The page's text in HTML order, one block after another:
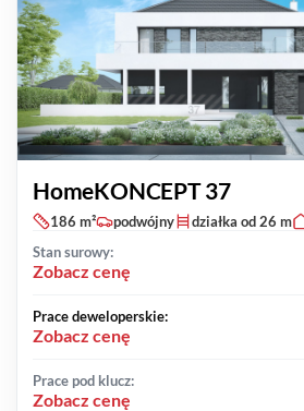
HomeKONCEPT 37
186 m² podwójny działka od 26 m
Stan surowy:
Zobacz cenę
Prace deweloperskie:
Zobacz cenę
Prace pod klucz:
Zobacz cenę